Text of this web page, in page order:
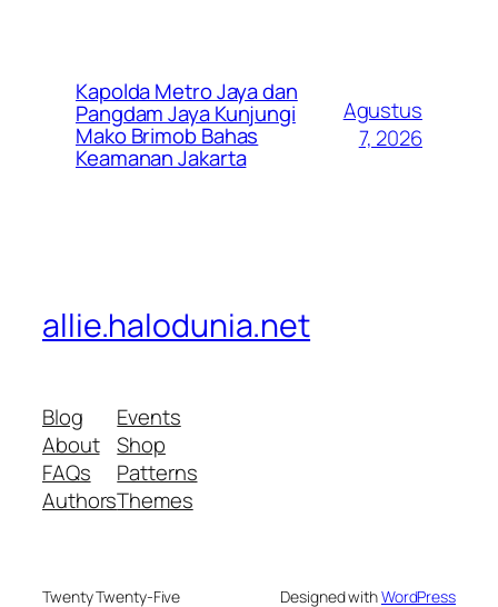
Kapolda Metro Jaya dan
Pangdam Jaya Kunjungi
Mako Brimob Bahas
Keamanan Jakarta
Agustus
7, 2026
allie.halodunia.net
Blog
About
FAQs
Authors
Events
Shop
Patterns
Themes
Twenty Twenty-Five Designed withWordPress